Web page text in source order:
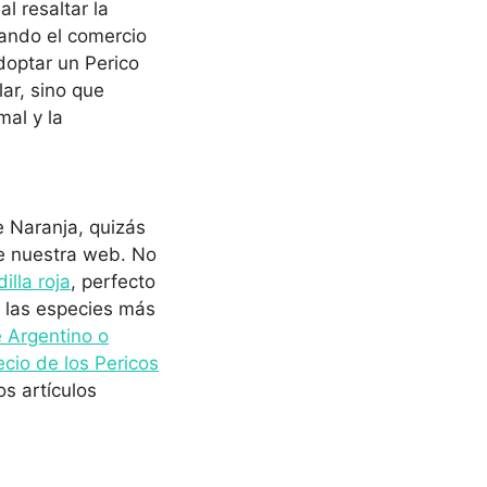
resaltar la
el comercio
un Perico
sino que
y la
Naranja, quizás
nuestra web. No
roja, perfecto
especies más
Argentino o
de los Pericos
artículos